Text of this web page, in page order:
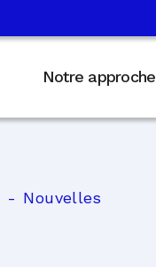
Notre approche
Nouvelles